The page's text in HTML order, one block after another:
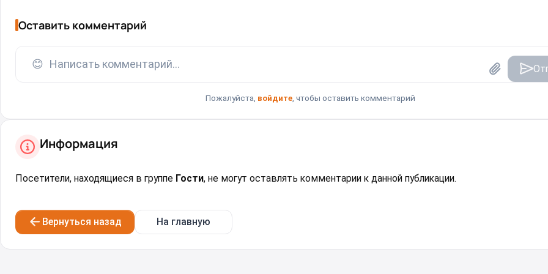
Оставить комментарий
😊 Написать комментарий...
Пожалуйста, войдите, чтобы оставить комментарий
Информация
Посетители, находящиеся в группе Гости, не могут оставлять комментарии к данной публикации.
Вернуться назад На главную